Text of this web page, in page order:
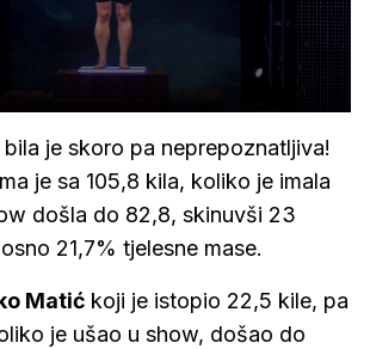
bila je skoro pa neprepoznatljiva!
je sa 105,8 kila, koliko je imala
došla do 82,8, skinuvši 23
21,7% tjelesne mase.
Matić koji je istopio 22,5 kile, pa
je ušao u show, došao do